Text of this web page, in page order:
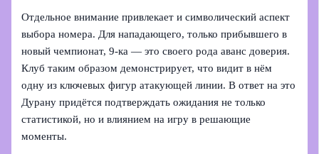
Отдельное внимание привлекает и символический аспект
выбора номера. Для нападающего, только прибывшего в
новый чемпионат, 9‑ка — это своего рода аванс доверия.
Клуб таким образом демонстрирует, что видит в нём
одну из ключевых фигур атакующей линии. В ответ на это
Дурану придётся подтверждать ожидания не только
статистикой, но и влиянием на игру в решающие
моменты.